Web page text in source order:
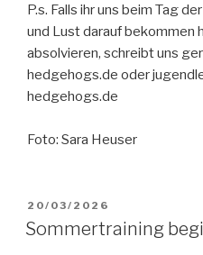
P.s. Falls ihr uns beim Tag
und Lust darauf bekommen
absolvieren, schreibt uns
hedgehogs.de oder
hedgehogs.de
Foto: Sara Heuser
VERÖFFENTLICHT
AM
20/03/2026
Sommertraining